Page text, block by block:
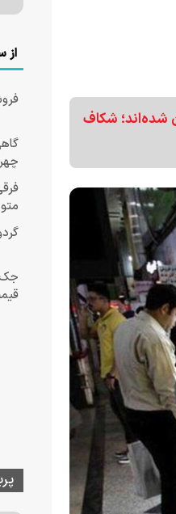
بی‌سابقه‌ای داشته و گوشی‌های پایین‌رده تا ۵۰ درصد گران شده‌اند؛ شکاف
از
فروش